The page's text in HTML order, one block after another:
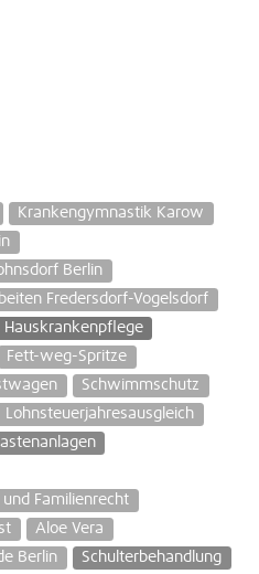
Krankengymnastik Karow
Berlin
Fredersdorf-Vogelsdorf
Hauskrankenpflege
Fett-weg-Spritze
Schwimmschutz
Lohnsteuerjahresausgleich
Familienrecht
Aloe Vera
Berlin
Schulterbehandlung